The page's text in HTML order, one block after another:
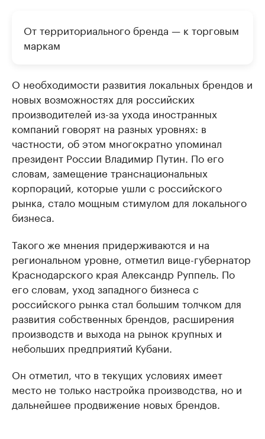
От территориального бренда — к торговым
маркам
О необходимости развития локальных брендов и
новых возможностях для российских
производителей из-за ухода иностранных
компаний говорят на разных уровнях: в
частности, об этом многократно упоминал
президент России Владимир Путин. По его
словам, замещение транснациональных
корпораций, которые ушли с российского
рынка, стало мощным стимулом для локального
бизнеса.
Такого же мнения придерживаются и на
региональном уровне, отметил вице-губернатор
Краснодарского края Александр Руппель. По
его словам, уход западного бизнеса с
российского рынка стал большим толчком для
развития собственных брендов, расширения
производств и выхода на рынок крупных и
небольших предприятий Кубани.
Он отметил, что в текущих условиях имеет
место не только настройка производства, но и
дальнейшее продвижение новых брендов.